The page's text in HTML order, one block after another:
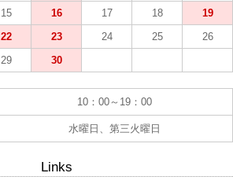
15 16 17 18
19
22 23 24 25
26
29 30
10：00～19：00
水曜日、第三火曜日
Links